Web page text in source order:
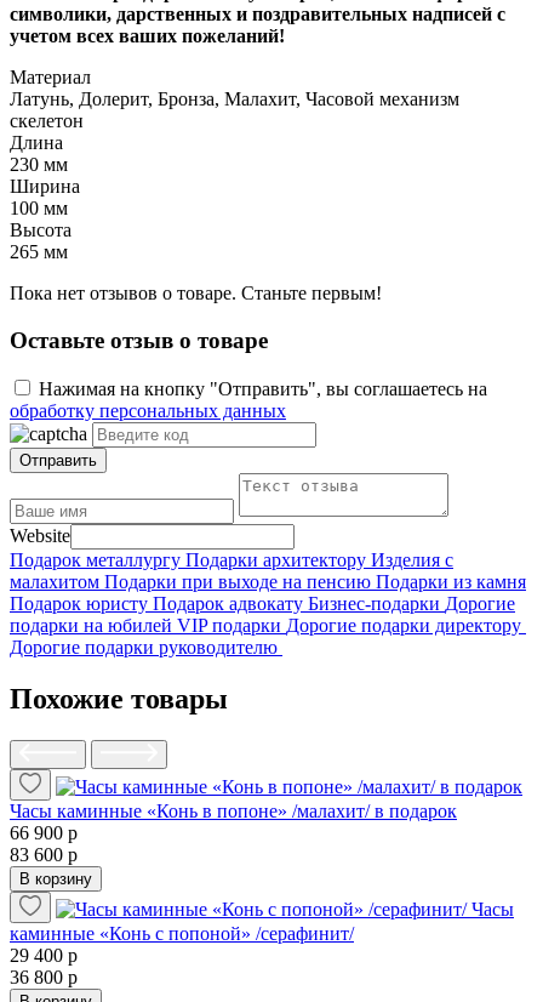
символики, дарственных и поздравительных надписей с
учетом всех ваших пожеланий!
Материал
Латунь, Долерит, Бронза, Малахит, Часовой механизм
скелетон
Длина
230 мм
Ширина
100 мм
Высота
265 мм
Пока нет отзывов о товаре. Станьте первым!
Оставьте отзыв о товаре
Нажимая на кнопку "Отправить", вы соглашаетесь на
обработку персональных данных
Отправить
Website
Подарок металлургу Подарки архитектору Изделия с
малахитом Подарки при выходе на пенсию Подарки из камня
Подарок юристу Подарок адвокату Бизнес-подарки Дорогие
подарки на юбилей VIP подарки Дорогие подарки директору
Дорогие подарки руководителю
Похожие товары
Часы каминные «Конь в попоне» /малахит/ в подарок
66 900 р
83 600 р
В корзину
Часы
каминные «Конь с попоной» /серафинит/
29 400 р
36 800 р